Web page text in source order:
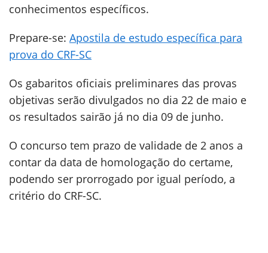
conhecimentos específicos.
Prepare-se: Apostila de estudo específica para
prova do CRF-SC
Os gabaritos oficiais preliminares das provas
objetivas serão divulgados no dia 22 de maio e
os resultados sairão já no dia 09 de junho.
O concurso tem prazo de validade de 2 anos a
contar da data de homologação do certame,
podendo ser prorrogado por igual período, a
critério do CRF-SC.